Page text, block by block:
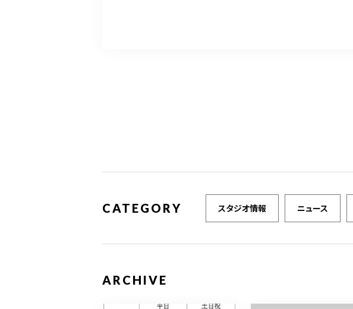
CATEGORY スタジオ情報 ニュース
ARCHIVE